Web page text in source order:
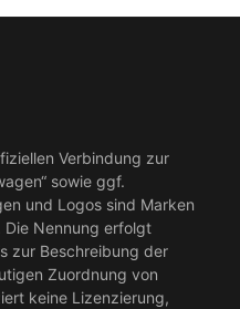
Verbindung zur
sowie ggf.
und Logos sind Marken
Die Nennung erfolgt
zur Beschreibung der
Zuordnung von
keine Lizenzierung,